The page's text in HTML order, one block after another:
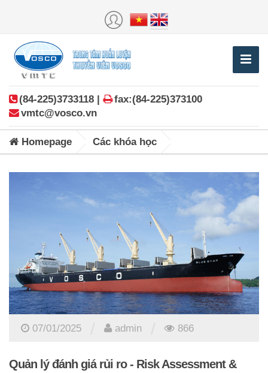
(84-225)3733118 |
fax:(84-225)373100
vmtc@vosco.vn
Homepage Các khóa học
07/01/2025 admin 866
Quản lý đánh giá rủi ro - Risk Assessment &